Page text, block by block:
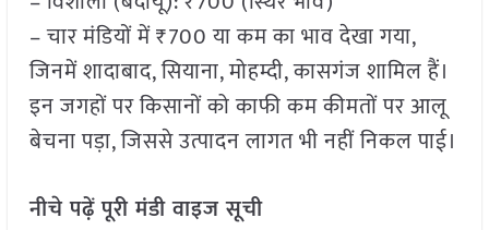
– चार मंडियों में ₹700 या कम का भाव देखा गया,
जिनमें शादाबाद, सियाना, मोहम्दी, कासगंज शामिल हैं।
इन जगहों पर किसानों को काफी कम कीमतों पर आलू
बेचना पड़ा, जिससे उत्पादन लागत भी नहीं निकल पाई।
नीचे पढ़ें पूरी मंडी वाइज सूची